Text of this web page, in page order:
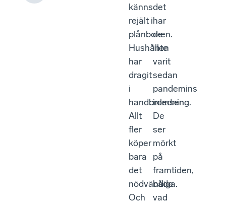
känns
rejält i
plånboken.
Hushållen
har
dragit
i
handbromsen.
Allt
fler
köper
bara
det
nödvändiga.
Och
det
har
de
inte
varit
sedan
pandemins
inledning.
De
ser
mörkt
på
framtiden,
både
vad